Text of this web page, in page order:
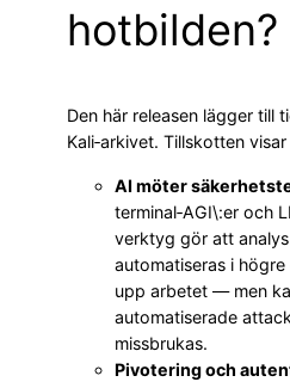
hotbilden?
Den här releasen lägger till
Kali‑arkivet. Tillskotten
AI möter
terminal‑AGI\:er och
verktyg gör att
automatiseras i
upp arbetet — men
automatiserade
missbrukas.
Pivotering och